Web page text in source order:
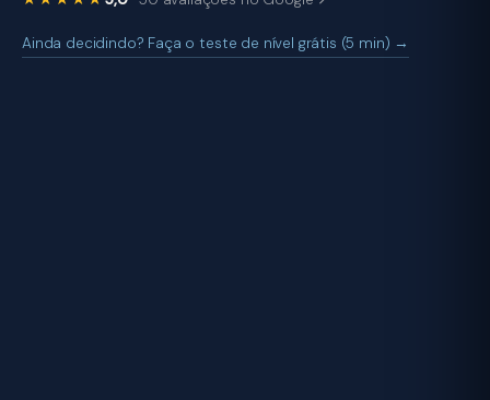
Ainda decidindo? Faça o teste de nível grátis (5 min) →